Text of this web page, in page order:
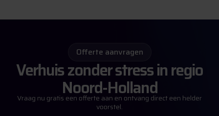
Offerte aanvragen
Verhuis zonder stress in regio
Noord-Holland
Vraag nu gratis een offerte aan en ontvang direct een helder
voorstel.